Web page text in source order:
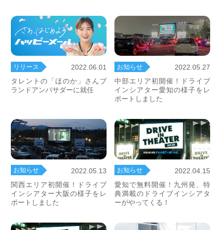
リリース
2022.06.01
タレントの「ほのか」さんブ
ランドアンバサダーに就任
お知らせ
2022.05.27
中部エリア初開催！ドライブ
インシアター愛知の様子をレ
ポートしました
お知らせ
2022.05.13
関西エリア初開催！ドライブ
インシアター大阪の様子をレ
ポートしました
お知らせ
2022.04.15
愛知で無料開催！九州発、特
典満載のドライブインシアタ
ーがやってくる！